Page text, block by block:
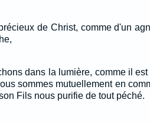
de Christ, comme d'un
dans la lumière, comme il
sommes mutuellement en
Fils nous purifie de tout péché.